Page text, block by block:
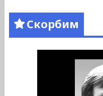
Скорбим